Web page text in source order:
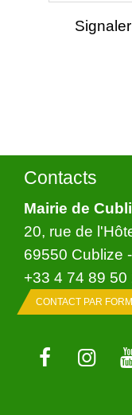
Contacts
Mairie de
20, rue de
69550 Cublize
+33 4 74 89 50
CONTACT PAR